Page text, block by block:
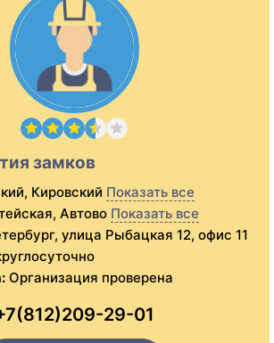
замков
Кировский Показать все
Автово Показать все
улица Рыбацкая 12, офис 11
Организация проверена
29-01